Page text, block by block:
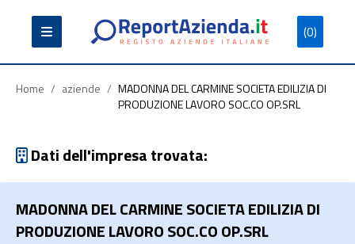
(0)
Partita
Iva
Codice
Fiscale
Ragione
Sociale
Home / aziende / MADONNA DEL CARMINE SOCIETA EDILIZIA DI
PRODUZIONE LAVORO SOC.CO OP.SRL
Dati dell'impresa trovata:
MADONNA DEL CARMINE SOCIETA EDILIZIA DI
PRODUZIONE LAVORO SOC.CO OP.SRL